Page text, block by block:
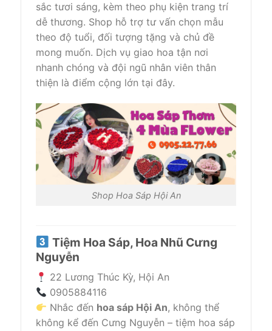
sắc tươi sáng, kèm theo phụ kiện trang trí
dễ thương. Shop hỗ trợ tư vấn chọn mẫu
theo độ tuổi, đối tượng tặng và chủ đề
mong muốn. Dịch vụ giao hoa tận nơi
nhanh chóng và đội ngũ nhân viên thân
thiện là điểm cộng lớn tại đây.
Shop Hoa Sáp Hội An
Tiệm Hoa Sáp, Hoa Nhũ Cưng
Nguyễn
22 Lương Thúc Kỳ, Hội An
0905884116
Nhắc đến hoa sáp Hội An, không thể
không kể đến Cưng Nguyễn – tiệm hoa sáp